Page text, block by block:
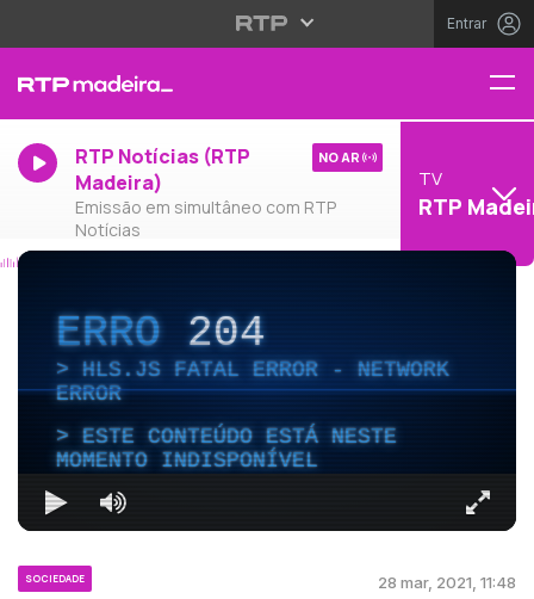
Entrar
RTP Notícias (RTP
Madeira)
Emissão em simultâneo com RTP
Notícias
NO AR
TV
RTP
ERRO 204
HLS.JS FATAL ERROR - NETWORK
ERROR
ESTE CONTEÚDO ESTÁ NESTE
MOMENTO INDISPONÍVEL
SOCIEDADE 28 mar, 2021, 11:48